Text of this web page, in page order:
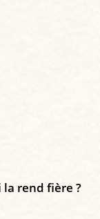
rend fière ?